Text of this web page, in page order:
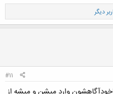
#11
وارد میشن و میشه از